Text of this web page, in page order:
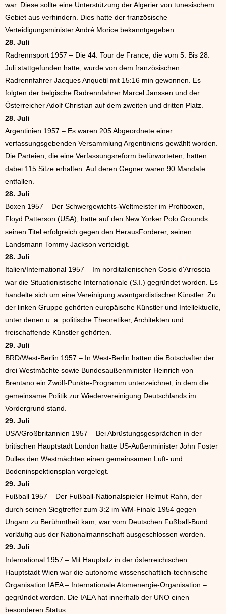
war. Diese sollte eine Unterstützung der Algerier von tunesischem
Gebiet aus verhindern. Dies hatte der französische
Verteidigungsminister André Morice bekanntgegeben.
28. Juli
Radrennsport 1957 – Die 44. Tour de France, die vom 5. Bis 28.
Juli stattgefunden hatte, wurde von dem französischen
Radrennfahrer Jacques Anquetil mit 15:16 min gewonnen. Es
folgten der belgische Radrennfahrer Marcel Janssen und der
Österreicher Adolf Christian auf dem zweiten und dritten Platz.
28. Juli
Argentinien 1957 – Es waren 205 Abgeordnete einer
verfassungsgebenden Versammlung Argentiniens gewählt worden.
Die Parteien, die eine Verfassungsreform befürworteten, hatten
dabei 115 Sitze erhalten. Auf deren Gegner waren 90 Mandate
entfallen.
28. Juli
Boxen 1957 – Der Schwergewichts-Weltmeister im Profiboxen,
Floyd Patterson (USA), hatte auf den New Yorker Polo Grounds
seinen Titel erfolgreich gegen den HerausForderer, seinen
Landsmann Tommy Jackson verteidigt.
28. Juli
Italien/International 1957 – Im norditalienischen Cosio d'Arroscia
war die Situationistische Internationale (S.I.) gegründet worden. Es
handelte sich um eine Vereinigung avantgardistischer Künstler. Zu
der linken Gruppe gehörten europäische Künstler und Intellektuelle,
unter denen u. a. politische Theoretiker, Architekten und
freischaffende Künstler gehörten.
29. Juli
BRD/West-Berlin 1957 – In West-Berlin hatten die Botschafter der
drei Westmächte sowie Bundesaußenminister Heinrich von
Brentano ein Zwölf-Punkte-Programm unterzeichnet, in dem die
gemeinsame Politik zur Wiedervereinigung Deutschlands im
Vordergrund stand.
29. Juli
USA/Großbritannien 1957 – Bei Abrüstungsgesprächen in der
britischen Hauptstadt London hatte US-Außenminister John Foster
Dulles den Westmächten einen gemeinsamen Luft- und
Bodeninspektionsplan vorgelegt.
29. Juli
Fußball 1957 – Der Fußball-Nationalspieler Helmut Rahn, der
durch seinen Siegtreffer zum 3:2 im WM-Finale 1954 gegen
Ungarn zu Berühmtheit kam, war vom Deutschen Fußball-Bund
vorläufig aus der Nationalmannschaft ausgeschlossen worden.
29. Juli
International 1957 – Mit Hauptsitz in der österreichischen
Hauptstadt Wien war die autonome wissenschaftlich-technische
Organisation IAEA – Internationale Atomenergie-Organisation –
gegründet worden. Die IAEA hat innerhalb der UNO einen
besonderen Status.